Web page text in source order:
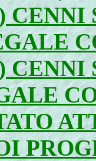
CENNI
CENNI